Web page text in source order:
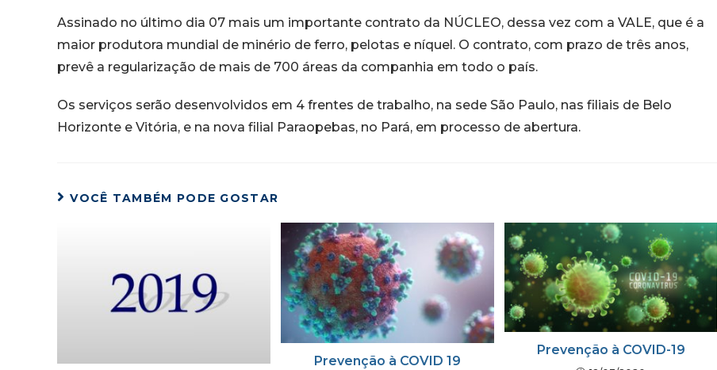
Assinado no último dia 07 mais um importante contrato da NÚCLEO, dessa vez com a VALE, que é a
maior produtora mundial de minério de ferro, pelotas e níquel. O contrato, com prazo de três anos,
prevê a regularização de mais de 700 áreas da companhia em todo o país.
Os serviços serão desenvolvidos em 4 frentes de trabalho, na sede São Paulo, nas filiais de Belo
Horizonte e Vitória, e na nova filial Paraopebas, no Pará, em processo de abertura.
VOCÊ TAMBÉM PODE GOSTAR
Prevenção à COVID 19
Prevenção à COVID-19